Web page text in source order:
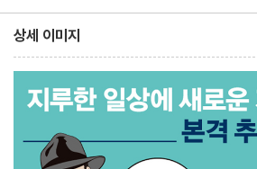
도맡아 하는 노영욱 대표가 추리를 좋아하
는 독자들을 위해 집필한 책이다. 추리를
느껴졌던 사람에게는 추리의 기본을 이해
Lesson 2. 홈즈의 추리비밀은 스누핑이다
셜록 홈즈는 초능력자가 아니다 l 무엇을
는가 l 스누핑의 고수가 되고 싶다면
Q1. 마지막 샤워
Q2. 용의자의 방
상세 이미지